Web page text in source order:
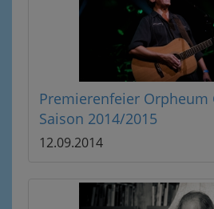
Premierenfeier Orpheum
Saison 2014/2015
12.09.2014